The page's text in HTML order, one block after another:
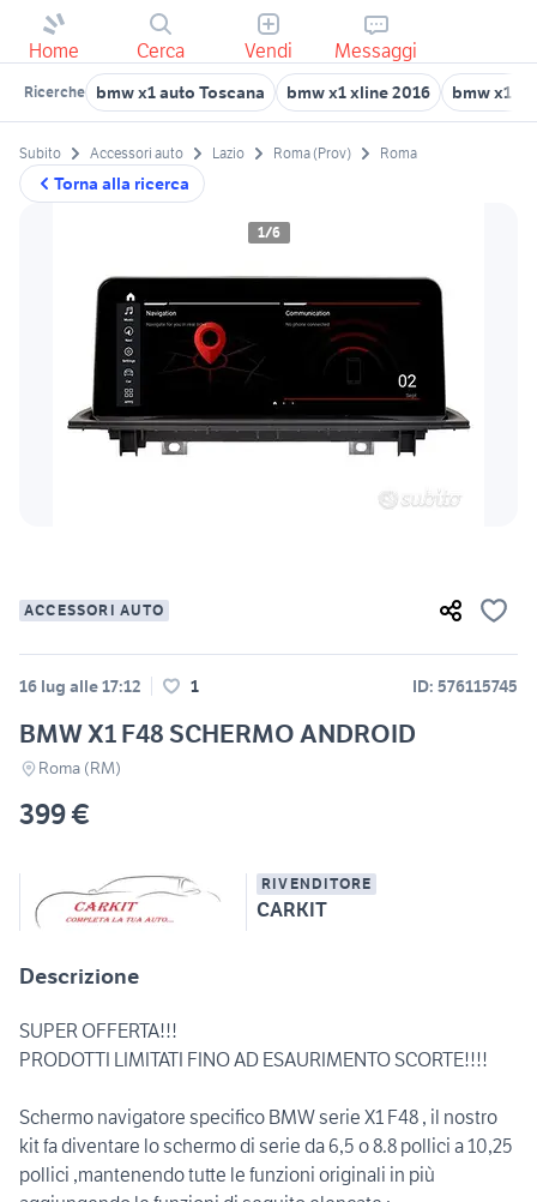
Home Cerca Vendi Messaggi
Ricerche bmw x1 auto Toscana bmw x1 xline 2016 bmw x1 1.8
Torna alla ricerca
Subito Accessori auto Lazio Roma (Prov) Roma
1/6
ACCESSORI AUTO
16 lug alle 17:12 1 ID: 576115745
BMW X1 F48 SCHERMO ANDROID
Roma (RM)
399 €
RIVENDITORE
CARKIT
Descrizione
SUPER OFFERTA!!!
PRODOTTI LIMITATI FINO AD ESAURIMENTO SCORTE!!!!
Schermo navigatore specifico BMW serie X1 F48 , il nostro
kit fa diventare lo schermo di serie da 6,5 o 8.8 pollici a 10,25
pollici ,mantenendo tutte le funzioni originali in più